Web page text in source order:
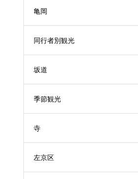
亀岡
同行者別観光
坂道
季節観光
寺
左京区